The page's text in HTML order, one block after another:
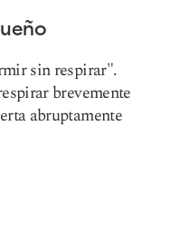
sin respirar".
brevemente
abruptamente